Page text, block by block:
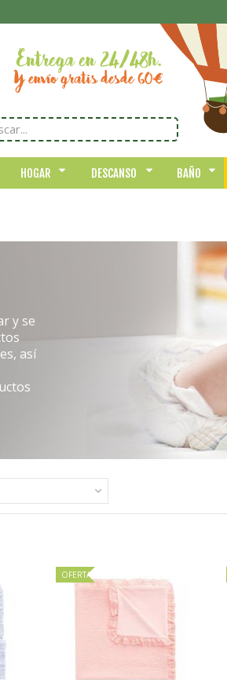
HOGAR DESCANSO BAÑO
y se
así
OFERTA